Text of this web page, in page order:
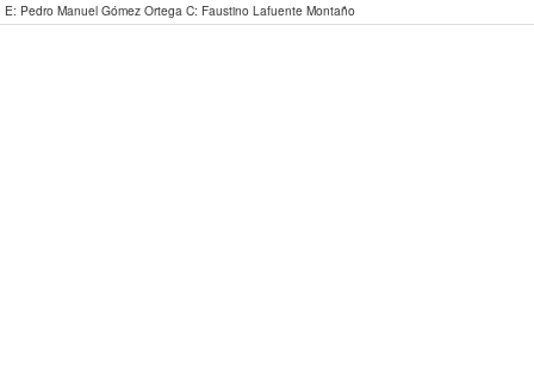
E: Pedro Manuel Gómez Ortega C: Faustino Lafuente Montaño